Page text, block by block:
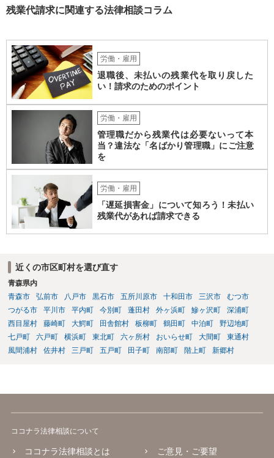
合、そもそも、労働基準監督署長の認定を要するため、申請•認定に相
働基準監督署へ申告なされているとのことですが、労働基準監督署が
行うのは、原則として、会社への指導や是正勧告のため、未払い賃金
の支払いを会社に強制する措置までは行うことができないという実情
があります。 そのため、退職の意思を既に会社に表明しているのであ
れば、未払賃金の支払を求める労働審判や労働訴訟などの方法に切り
替えることを検討された方が適切なように思います（とろうとされて
いる主題と会社の実態とがマッチしていないように思われます）。 一
度、雇用契約書や就業規則などを持参の上、弁護士に直接相談されて
みてはいかがでしょうか。
残業代請求に関連する法律相談コラム
労働・雇用
退職後、未払いの残業代を取り戻した
い！請求のためのポイント
労働・雇用
管理職だから残業代は必要ないって本
当？違法な「名ばかり管理職」にご注意
を
労働・雇用
「遅延損害金」について知ろう！未払い
残業代があれば請求できる
近くの市区町村を選び直す
青森県内
青森市
弘前市 八戸市 黒石市 五所川原市 十和田市 三沢市
むつ市
つがる市
平川市 平内町 今別町 蓬田村 外ヶ浜町 鰺ヶ沢町
深浦町
西目屋村
藤崎町 大鰐町 田舎館村 板柳町 鶴田町 中泊町
野辺地町
七戸町
六戸町 横浜町 東北町 六ヶ所村 おいらせ町 大間町
東通村
風間浦村
佐井村 三戸町 五戸町 田子町 南部町 階上町 新郷村
ココナラ法律相談について
ココナラ法律相談とは ご意見・ご要望